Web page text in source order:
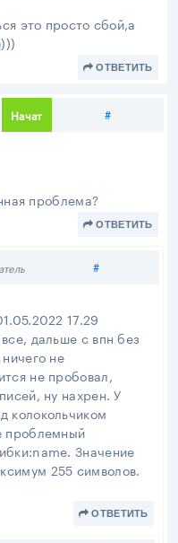
это просто сбой,а
ОТВЕТИТЬ
Начат #
проблема?
ОТВЕТИТЬ
#Поделиться
17.29
дальше с впн без
не
не пробовал,
ну нахрен. У
колокольчиком
проблемный
Значение
255 символов.
ОТВЕТИТЬ